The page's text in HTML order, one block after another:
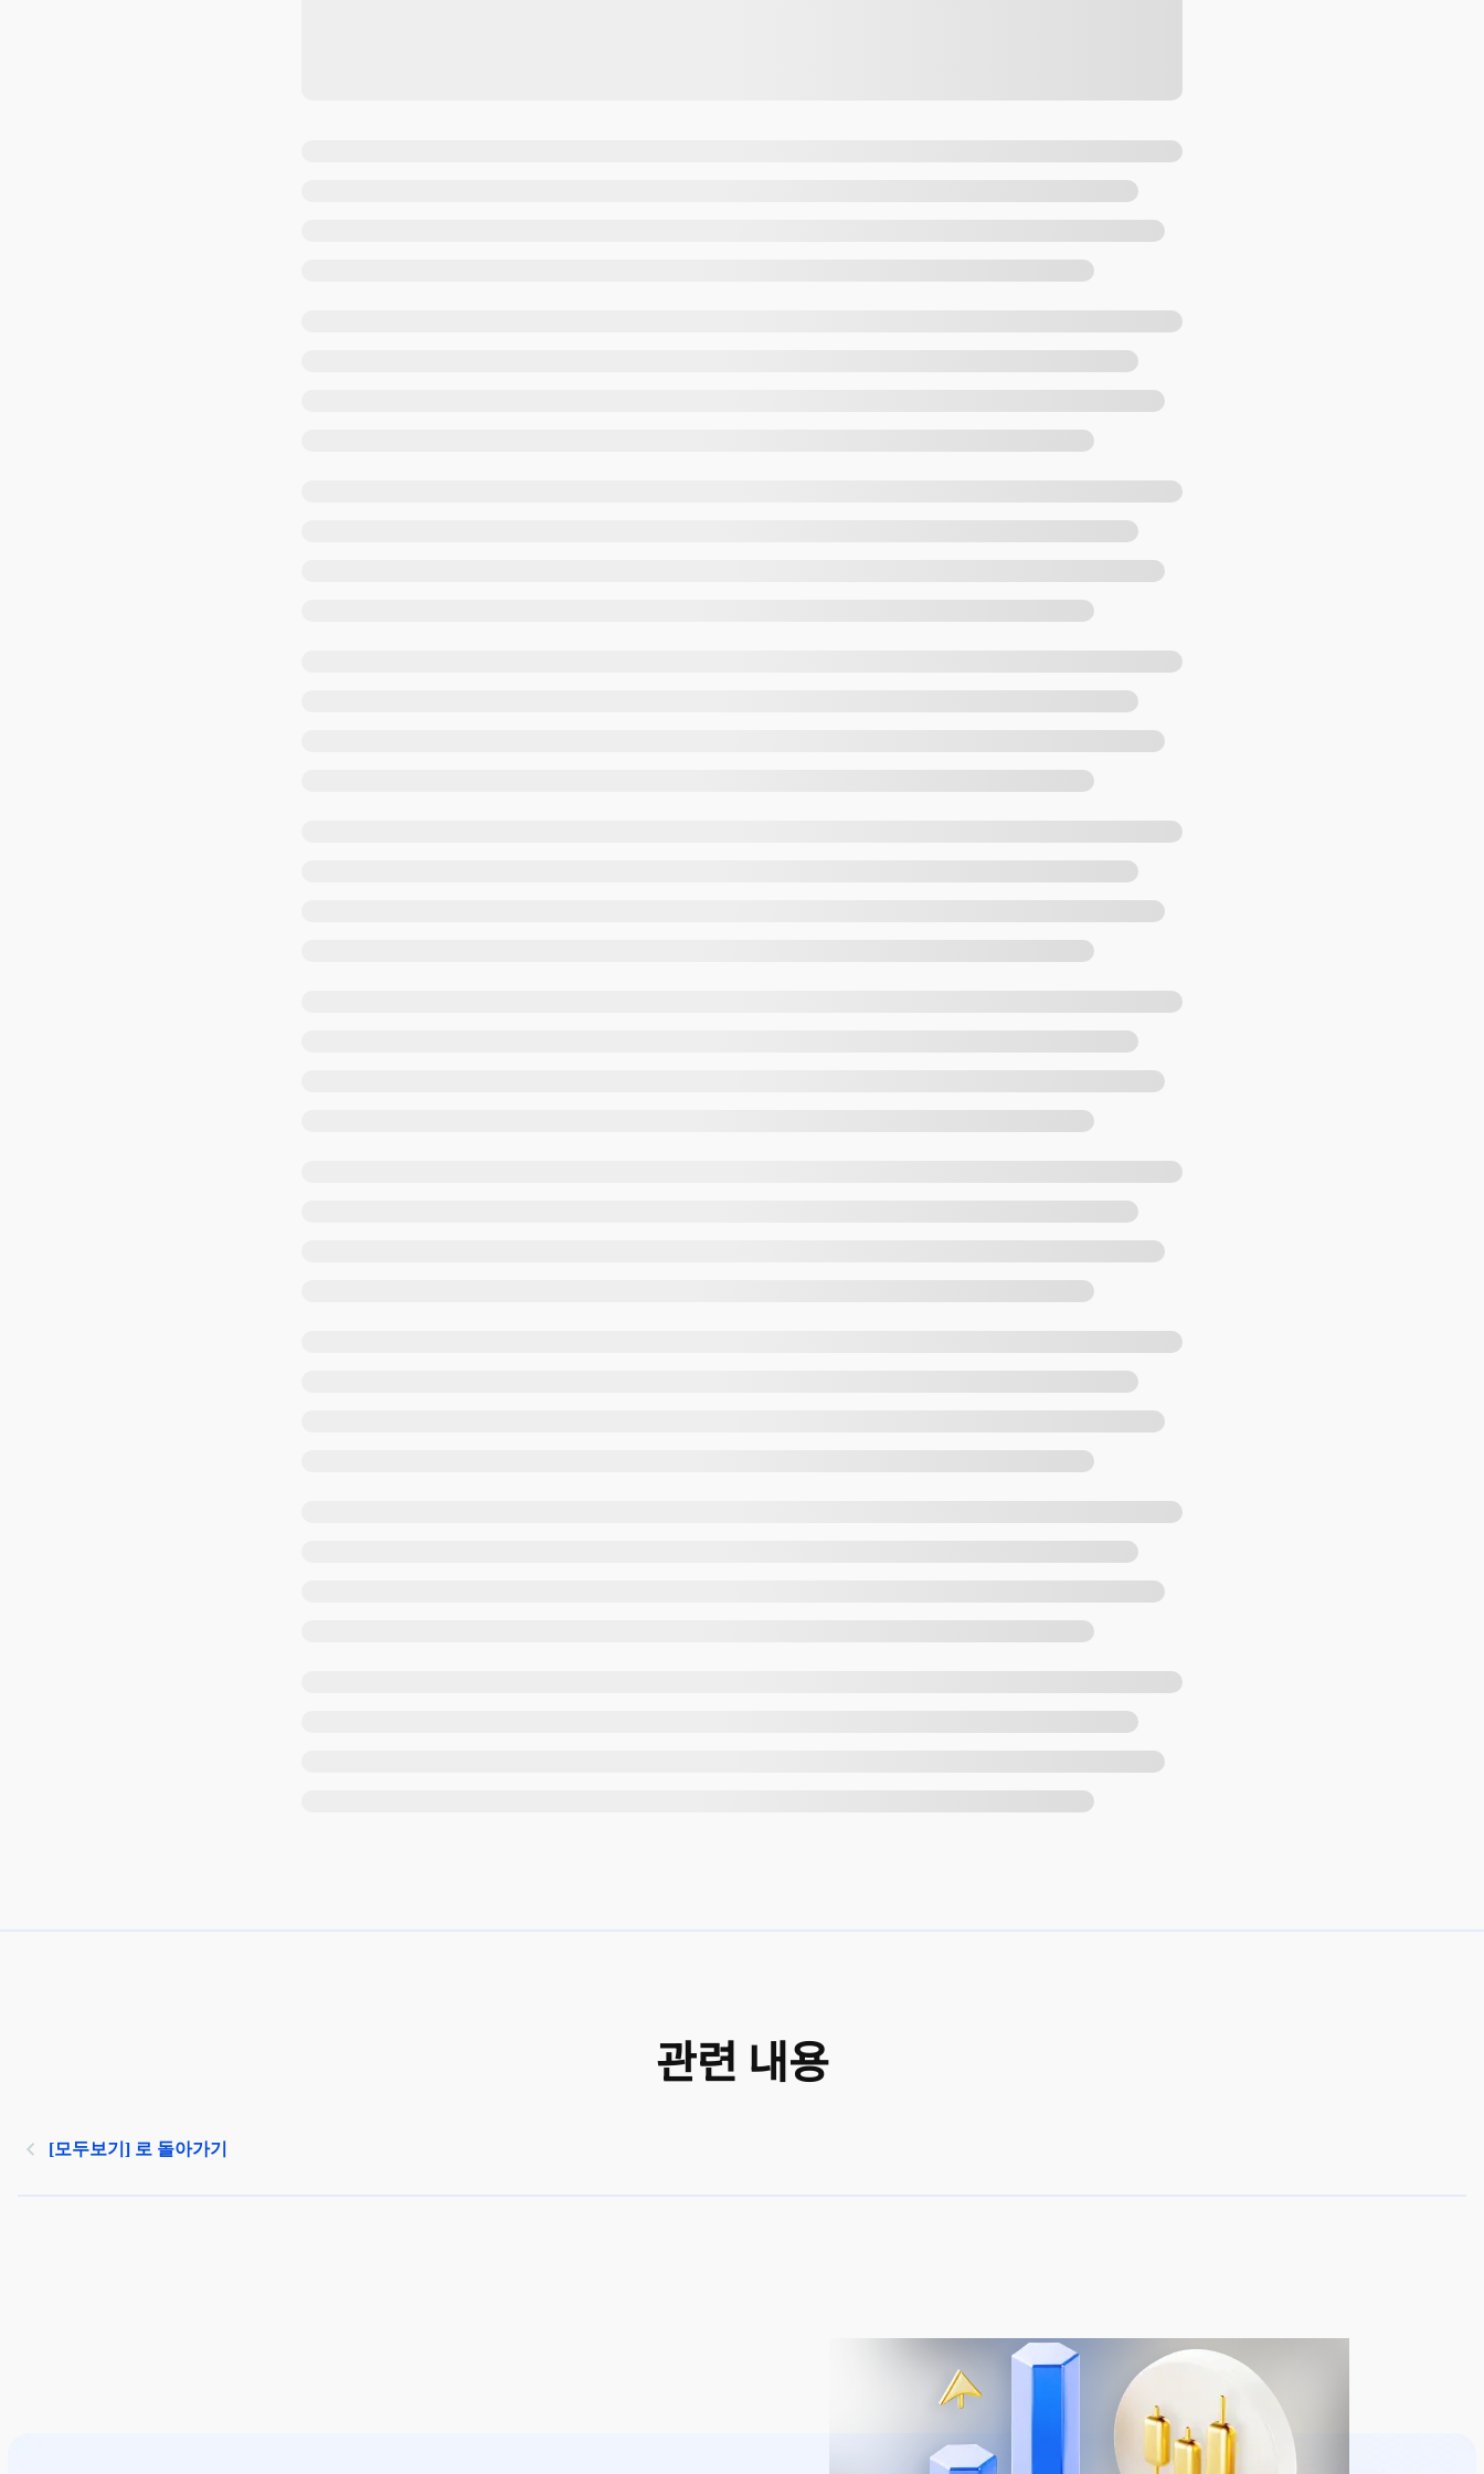
관련 내용
[모두보기] 로 돌아가기